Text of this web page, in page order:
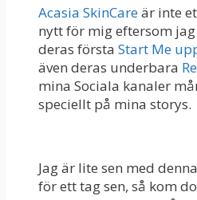
Acasia SkinCareär inte
nytt för mig eftersom
deras första Start Me
även deras underbara
mina Sociala kanaler
speciellt på mina storys.
Jag är lite sen med
för ett tag sen, så kom